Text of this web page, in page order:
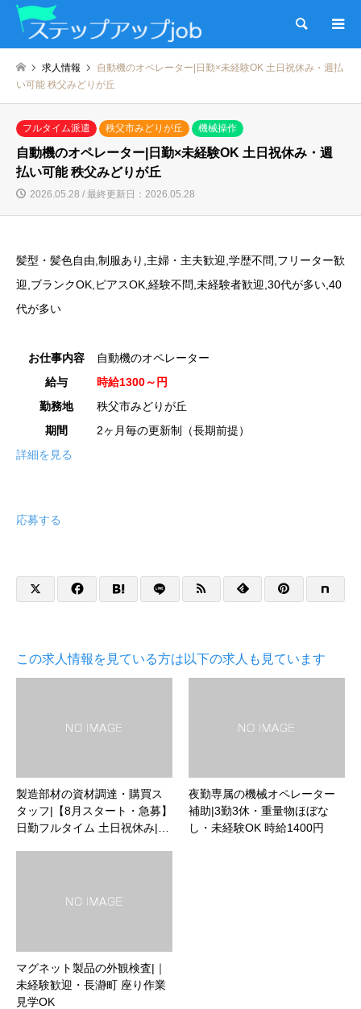
検索
求人情報
自動機のオペレーター|日勤×未経験OK 土日祝休み・週払
い可能 秩父みどりが丘
フルタイム派遣 秩父市みどりが丘 機械操作
自動機のオペレーター|日勤×未経験OK 土日祝休み・週
払い可能 秩父みどりが丘
2026.05.28 / 最終更新日：2026.05.28
髪型・髪色自由,制服あり,主婦・主夫歓迎,学歴不問,フリーター歓
迎,ブランクOK,ピアスOK,経験不問,未経験者歓迎,30代が多い,40
代が多い
お仕事内容
自動機のオペレーター
給与
時給1300～円
勤務地
秩父市みどりが丘
期間
2ヶ月毎の更新制（長期前提）
詳細を見る
応募する
この求人情報を見ている方は以下の求人も見ています
製造部材の資材調達・購買ス
タッフ|【8月スタート・急募】
日勤フルタイム 土日祝休み|…
夜勤専属の機械オペレーター
補助|3勤3休・重量物ほぼな
し・未経験OK 時給1400円
マグネット製品の外観検査|｜
未経験歓迎・長瀞町 座り作業
見学OK